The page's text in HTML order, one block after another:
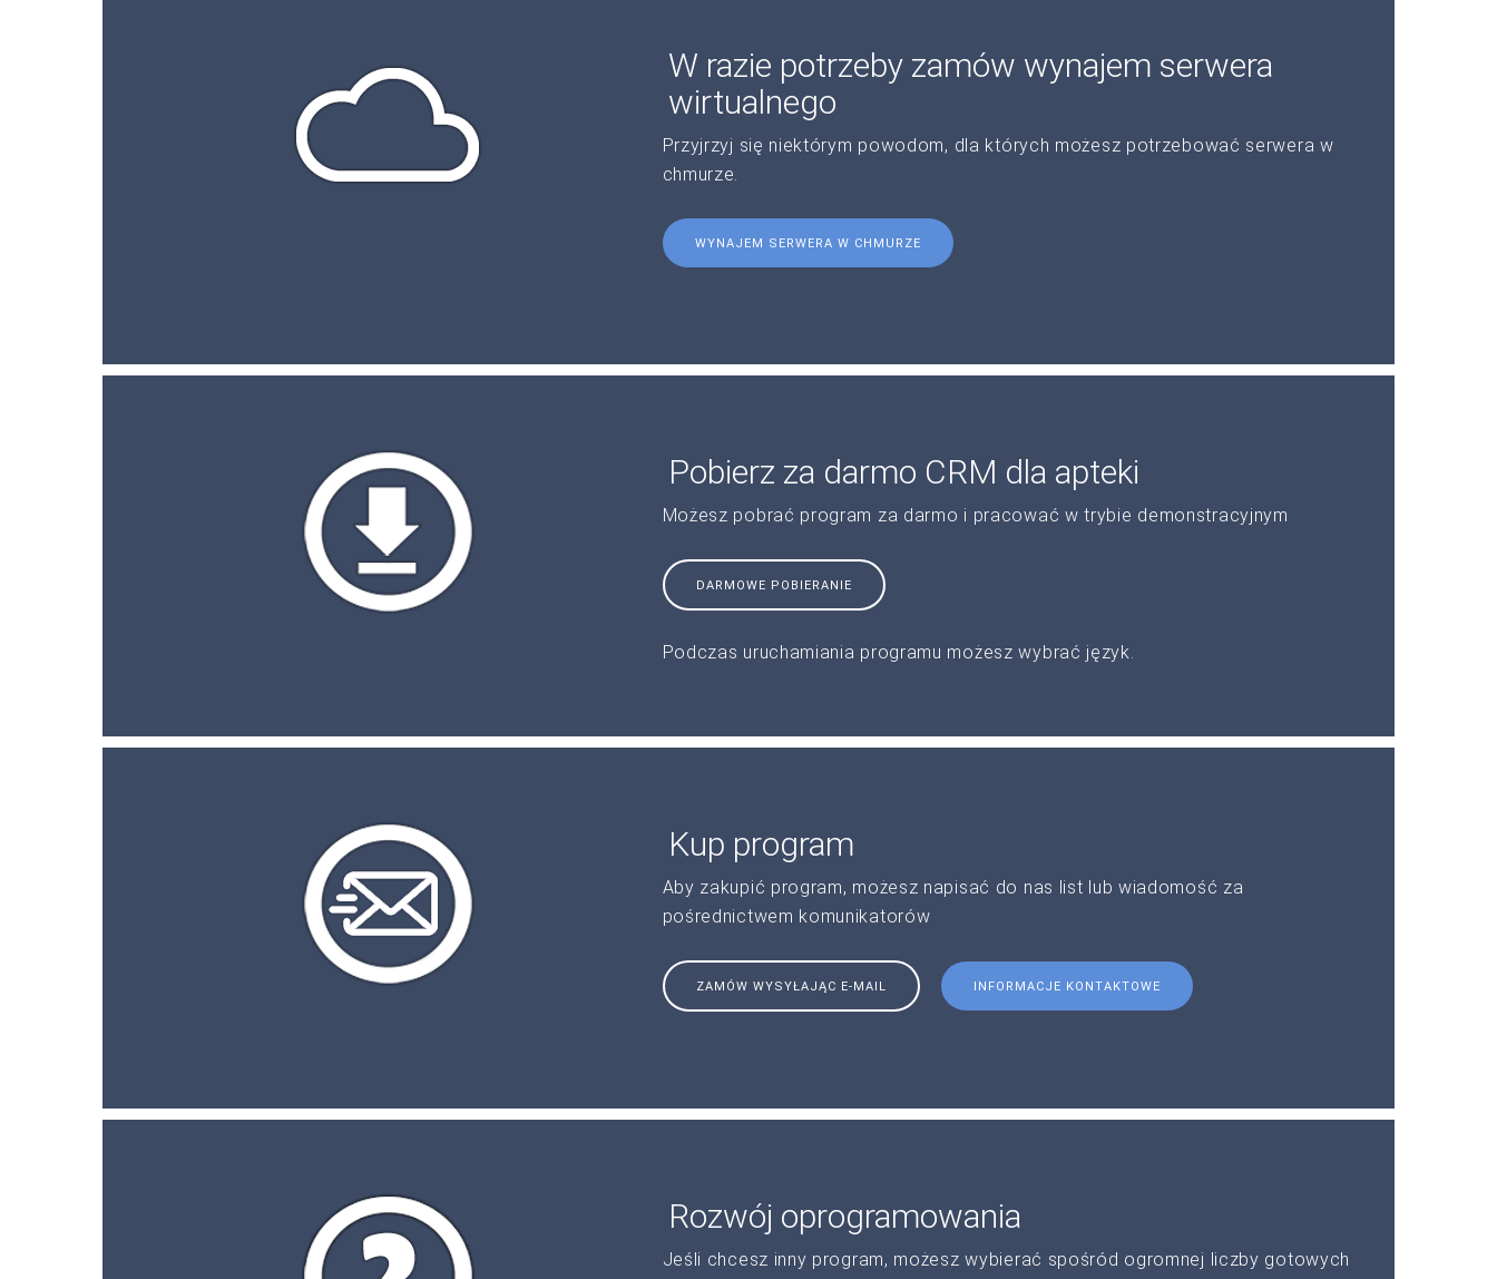
W razie potrzeby zamów wynajem serwera
wirtualnego
Przyjrzyj się niektórym powodom, dla których możesz potrzebować serwera w
chmurze.
WYNAJEM SERWERA W CHMURZE
Pobierz za darmo CRM dla apteki
Możesz pobrać program za darmo i pracować w trybie demonstracyjnym
DARMOWE POBIERANIE
Podczas uruchamiania programu możesz wybrać język.
Kup program
Aby zakupić program, możesz napisać do nas list lub wiadomość za
pośrednictwem komunikatorów
ZAMÓW WYSYŁAJĄC E-MAIL INFORMACJE KONTAKTOWE
Rozwój oprogramowania
Jeśli chcesz inny program, możesz wybierać spośród ogromnej liczby gotowych